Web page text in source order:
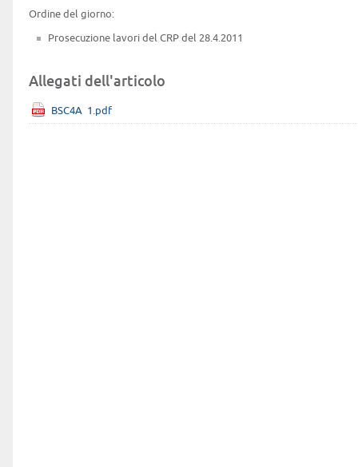
Ordine del giorno:
Prosecuzione lavori del CRP del 28.4.2011
Allegati dell'articolo
BSC4A_1.pdf